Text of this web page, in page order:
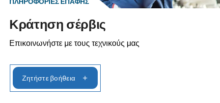
Επικοινωνήστε με τους
σήμερα!